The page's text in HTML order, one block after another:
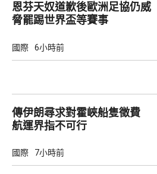
恩芬天奴道歉後歐洲足協仍威
脅罷踢世界盃等賽事
國際 6小時前
傳伊朗尋求對霍峽船隻徵費
航運界指不可行
國際 7小時前